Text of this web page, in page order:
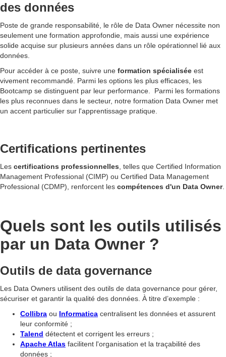
des données
Poste de grande responsabilité, le rôle de Data Owner nécessite non
seulement une formation approfondie, mais aussi une expérience
solide acquise sur plusieurs années dans un rôle opérationnel lié aux
données.
Pour accéder à ce poste, suivre une formation spécialisée est
vivement recommandé. Parmi les options les plus efficaces, les
Bootcamp se distinguent par leur performance. Parmi les formations
les plus reconnues dans le secteur, notre formation Data Owner met
un accent particulier sur l'apprentissage pratique.
Certifications pertinentes
Les certifications professionnelles , telles que Certified Information
Management Professional (CIMP) ou Certified Data Management
Professional (CDMP), renforcent les compétences d'un Data Owner.
Quels sont les outils utilisés
par un Data Owner ?
Outils de data governance
Les Data Owners utilisent des outils de data governance pour gérer,
sécuriser et garantir la qualité des données. À titre d’exemple :
Collibra ou Informatica centralisent les données et assurent
leur conformité ;
Talend détectent et corrigent les erreurs ;
Apache Atlas facilitent l'organisation et la traçabilité des
données ;